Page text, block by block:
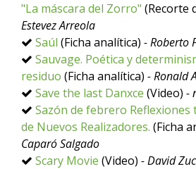
"La máscara del Zorro" (Recorte
Estevez Arreola
Saúl (Ficha analítica) - Roberto
Sauvage. Poética y
residuo (Ficha analítica) - Ronald
Save the last Danxce (Video) -
Sazón de febrero Reflexiones
de Nuevos Realizadores. (Ficha
Caparó Salgado
Scary Movie (Video) - David